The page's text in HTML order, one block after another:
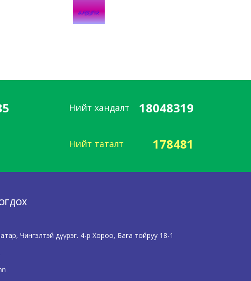
Нийт хандалт 18048319
Нийт таталт 178481
Чингэлтэй дүүрэг. 4-р Хороо, Бага тойруу 18-1